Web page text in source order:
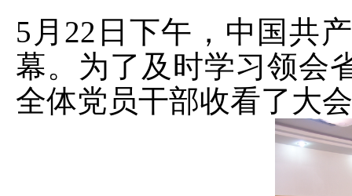
5月22日下午，中国共
幕。为了及时学习领会
全体党员干部收看了大